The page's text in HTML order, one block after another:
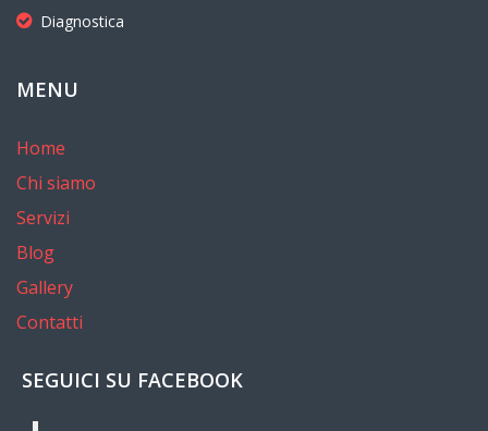
Diagnostica
MENU
Home
Chi siamo
Servizi
Blog
Gallery
Contatti
SEGUICI SU FACEBOOK